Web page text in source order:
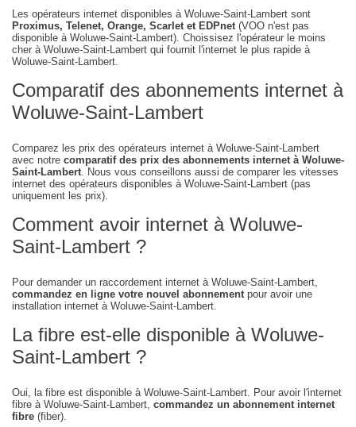
Les opérateurs internet disponibles à Woluwe-Saint-Lambert sont
Proximus, Telenet, Orange, Scarlet et EDPnet(VOO n'est pas
disponible à Woluwe-Saint-Lambert). Choissisez l'opérateur le moins
cher à Woluwe-Saint-Lambert qui fournit l'internet le plus rapide à
Woluwe-Saint-Lambert.
Comparatif des abonnements internet à
Woluwe-Saint-Lambert
Comparez les prix des opérateurs internet à Woluwe-Saint-Lambert
avec notre comparatif des prix des abonnements internet à Woluwe-
Saint-Lambert. Nous vous conseillons aussi de comparer les vitesses
internet des opérateurs disponibles à Woluwe-Saint-Lambert (pas
uniquement les prix).
Comment avoir internet à Woluwe-
Saint-Lambert ?
Pour demander un raccordement internet à Woluwe-Saint-Lambert,
commandez en ligne votre nouvel abonnementpour avoir une
installation internet à Woluwe-Saint-Lambert.
La fibre est-elle disponible à Woluwe-
Saint-Lambert ?
Oui, la fibre est disponible à Woluwe-Saint-Lambert. Pour avoir l'internet
fibre à Woluwe-Saint-Lambert, commandez un abonnement internet
fibre (fiber).